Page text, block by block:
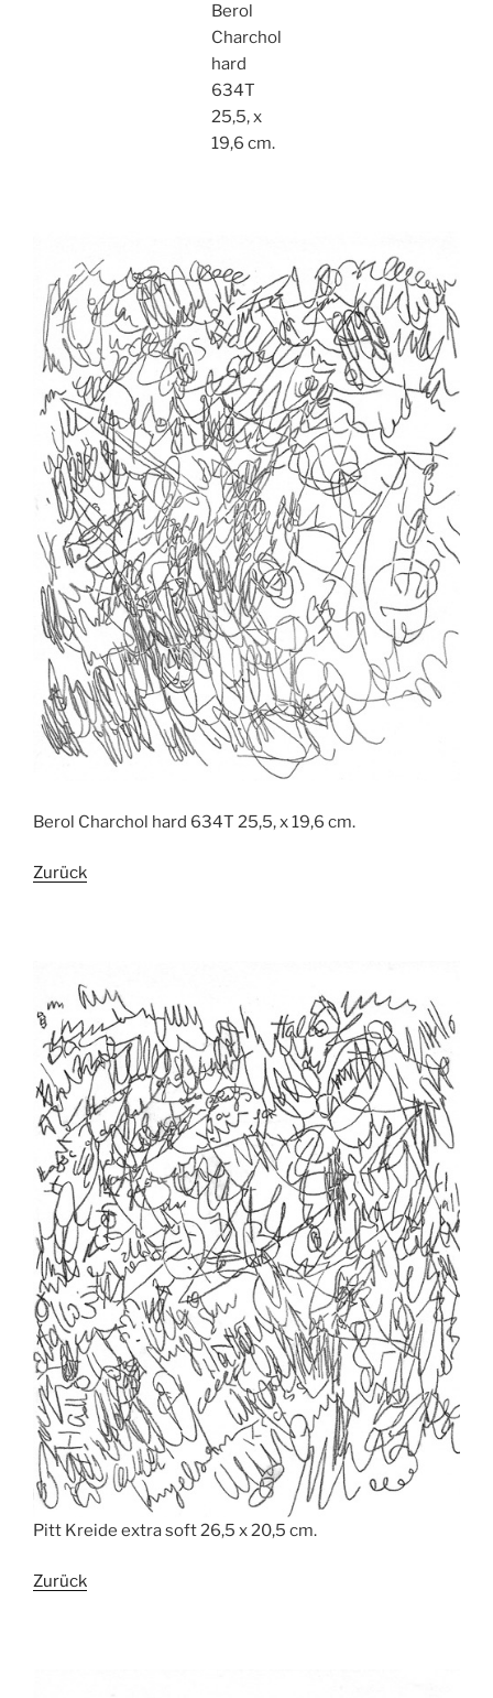
Berol
Charchol
hard
634T
25,5, x
19,6 cm.
Berol Charchol hard 634T 25,5, x 19,6 cm.
Zurück
Pitt Kreide extra soft 26,5 x 20,5 cm.
Zurück